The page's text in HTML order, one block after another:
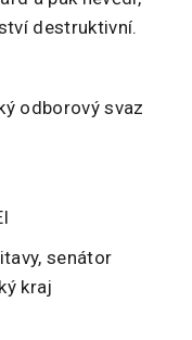
destruktivní.
odborový svaz
senátor
kraj